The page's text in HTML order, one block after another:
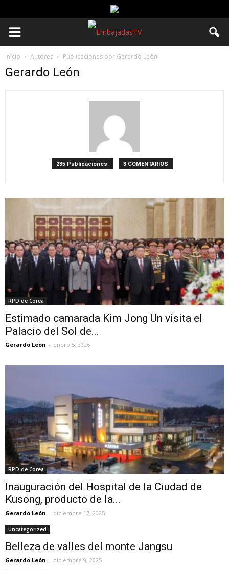
Inicio Autores Publicaciones por Gerardo León
Gerardo León
235 Publicaciones 3 COMENTARIOS
RPD de Corea
Estimado camarada Kim Jong Un visita el
Palacio del Sol de...
Gerardo León - enero 5, 2026
RPD de Corea
Inauguración del Hospital de la Ciudad de
Kusong, producto de la...
Gerardo León - diciembre 17, 2025
Uncategorized
Belleza de valles del monte Jangsu
Gerardo León - diciembre 9, 2025